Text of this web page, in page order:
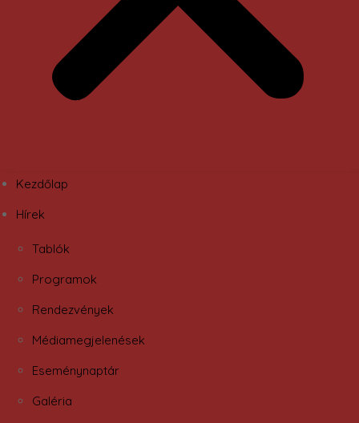
Kezdőlap
Hírek
Tablók
Programok
Rendezvények
Médiamegjelenések
Eseménynaptár
Galéria